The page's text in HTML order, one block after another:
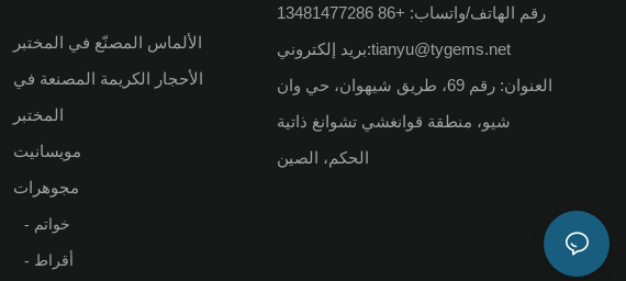
الألماس المصنّع في المختبر
الأحجار الكريمة المصنعة في
المختبر
مويسانيت
مجوهرات
- خواتم
- أقراط
رقم الهاتف/واتساب: +86 13481477286
بريد إلكتروني:tianyu@tygems.net
العنوان: رقم 69، طريق شيهوان، حي وان
شيو، منطقة قوانغشي تشوانغ ذاتية
الحكم، الصين